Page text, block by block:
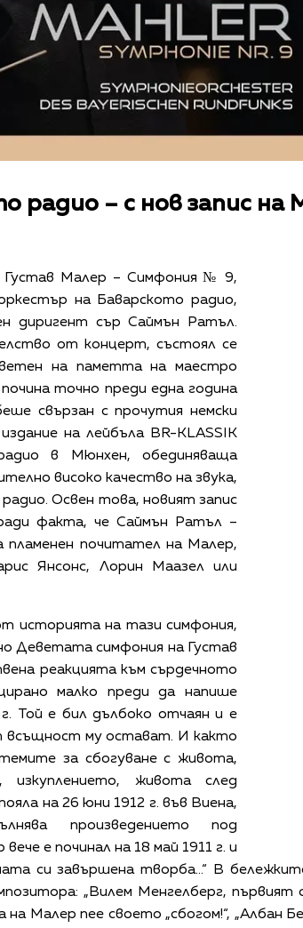
радио – с нов запис на
Густав Малер – Симфония № 9,
на Баварското радио,
диригент сър Саймън Ратъл.
от концерт, състоял се
на паметта на маестро
точно преди една година
свързан с прочутия немски
на лейбъла BR-KLASSIK
в Мюнхен, обединяваща
високо качество на звука,
Освен това, новият запис
факта, че Саймън Ратъл –
почитател на Малер,
Янсонс, Лорин Маазел или
историята на тази симфония,
Деветата симфония на Густав
реакцията към сърдечното
малко преди да напише
Той е бил дълбоко отчаян и е
всъщност му остават. И както
за сбогуване с живота,
живота след
на 26 юни 1912 г. във Виена,
произведението под
е починал на 18 май 1911 г. и
си завършена творба…“ В
„Вилем Менгелберг,
Малер пее своето „сбогом!“, „Албан